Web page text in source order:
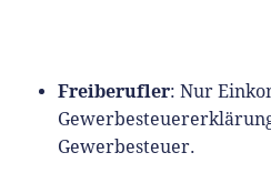
Freiberufler: Nur
Gewerbesteuer.